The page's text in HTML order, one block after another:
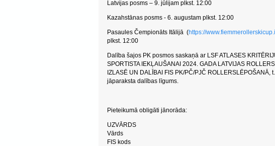
Latvijas posms – 9. jūlijam plkst. 12:00
Kazahstānas posms - 6. augustam plkst. 12:00
Pasaules Čempionāts Itālijā (https://
plkst. 12:00
Dalība šajos PK posmos saskaņā ar LSF ATLASES
SPORTISTA IEKĻAUŠANAI 2024. GADA LATVIJAS
IZLASĒ UN DALĪBAI FIS PK/PČ/PJČ ROLLERSLĒPOŠANĀ,
jāparaksta dalības līgums.
Pieteikumā obligāti jānorāda:
UZVĀRDS
Vārds
FIS kods